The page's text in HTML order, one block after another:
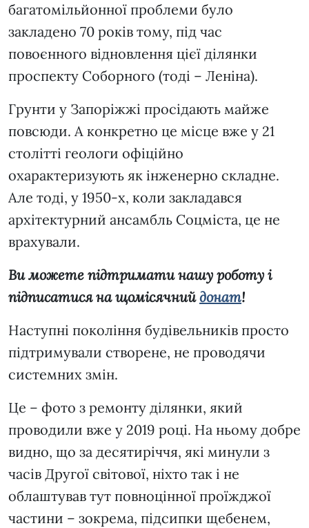
багатомільйонної проблеми було
закладено 70 років тому, під час
повоєнного відновлення цієї ділянки
проспекту Соборного (тоді – Леніна).
Грунти у Запоріжжі просідають майже
повсюди. А конкретно це місце вже у 21
столітті геологи офіційно
охарактеризують як інженерно складне.
Але тоді, у 1950-х, коли закладався
архітектурний ансамбль Соцміста, це не
врахували.
Ви можете підтримати нашу роботу і
підписатися на щомісячнийдонат!
Наступні покоління будівельників просто
підтримували створене, не проводячи
системних змін.
Це – фото з ремонту ділянки, який
проводили вже у 2019 році. На ньому добре
видно, що за десятиріччя, які минули з
часів Другої світової, ніхто так і не
облаштував тут повноцінної проїжджої
частини – зокрема, підсипки щебенем,